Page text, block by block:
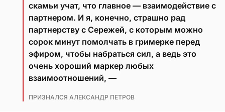
скамьи учат, что главное — взаимодействие с
партнером. И я, конечно, страшно рад
партнерству с Сережей, с которым можно
сорок минут помолчать в гримерке перед
эфиром, чтобы набраться сил, а ведь это
очень хороший маркер любых
взаимоотношений, —
ПРИЗНАЛСЯ АЛЕКСАНДР ПЕТРОВ